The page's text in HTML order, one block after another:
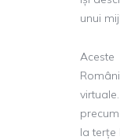
unui
la terțe